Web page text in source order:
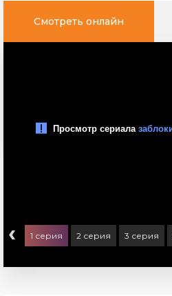
Смотреть онлайн
‹ 1 серия 2 серия 3 серия